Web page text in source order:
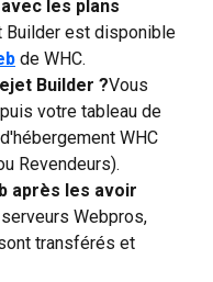
les plans
Builder est disponible
de WHC.
Builder ?Vous
votre tableau de
WHC
Revendeurs).
après les avoir
Webpros,
transférés et